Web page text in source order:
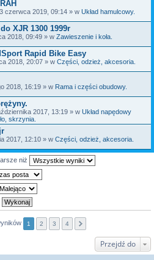
czerwca 2019, 09:14 » w Układ hamulcowy.
XJR 1300 1999r
2018, 09:49 » w Zawieszenie i koła.
Rapid Bike Easy
2018, 20:07 » w Części, odzież, akcesoria.
2018, 16:19 » w Rama i części obudowy.
2017, 13:19 » w Układ napędowy
skrzynia.
2017, 12:10 » w Części, odzież, akcesoria.
niż
1 2 3 4
Przejdź do